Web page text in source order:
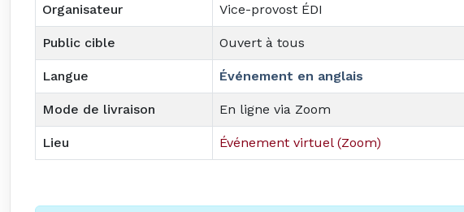
Organisateur Vice-provost ÉDI
Public cible Ouvert à tous
Langue Événement en anglais
Mode de livraison En ligne via Zoom
Lieu Événement virtuel (Zoom)